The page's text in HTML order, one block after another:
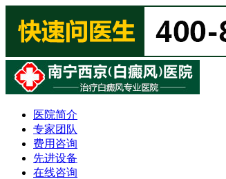
医院简介
专家团队
费用咨询
先进设备
在线咨询